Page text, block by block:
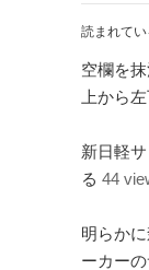
読まれてい
空欄を
上から
新日軽
る 44
明らか
ーカー